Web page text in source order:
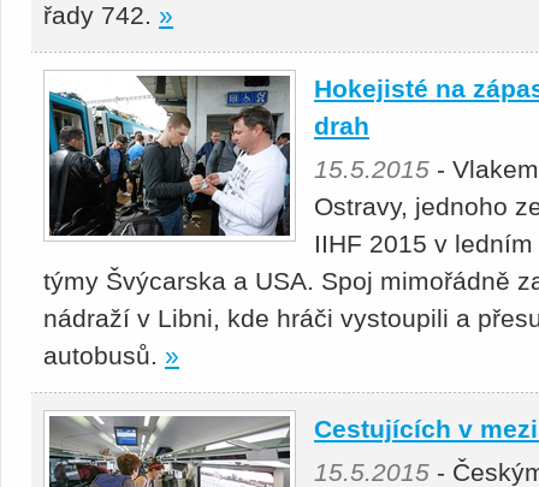
řady 742. »
Hokejisté na
drah
15.5.2015 -
Ostravy, jednoho
IIHF 2015 v
týmy Švýcarska a USA. Spoj mimořádně
nádraží v Libni, kde hráči vystoupili a
autobusů. »
Cestujících v
15.5.2015 -